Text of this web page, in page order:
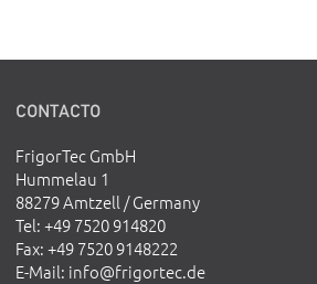
CONTACTO
FrigorTec GmbH
Hummelau 1
88279 Amtzell / Germany
Tel: +49 7520 914820
Fax: +49 7520 9148222
E-Mail: info@frigortec.de